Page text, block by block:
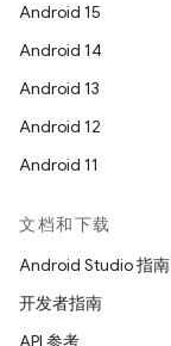
Android 15
Android 14
Android 13
Android 12
Android 11
文档和下载
Android Studio 指南
开发者指南
API 参考